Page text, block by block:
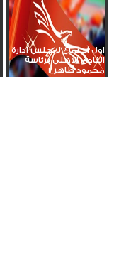
اول اجتماع لمجلس ادارة
النادى الاهلى برئاسة
محمود طاهر_1